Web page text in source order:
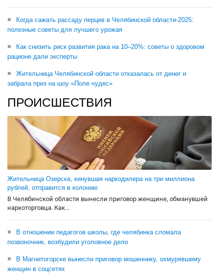
Когда сажать рассаду перцев в Челябинской области-2025:
полезные советы для лучшего урожая
Как снизить риск развития рака на 10–20%: советы о здоровом
рационе дали эксперты
Жительница Челябинской области отказалась от денег и
забрала приз на шоу «Поле чудес»
ПРОИСШЕСТВИЯ
Жительница Озерска, кинувшая наркодилера на три миллиона
рублей, отправится в колонию
В Челябинской области вынесли приговор женщине, обманувшей
наркоторговца. Как...
В отношении педагогов школы, где челябинка сломала
позвоночник, возбудили уголовное дело
В Магнитогорске вынесли приговор мошеннику, охмурявшему
женщин в соцсетях